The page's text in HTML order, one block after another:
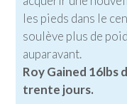
les pieds dans le
soulève plus de
auparavant.
Roy Gained 16lbs
trente jours.